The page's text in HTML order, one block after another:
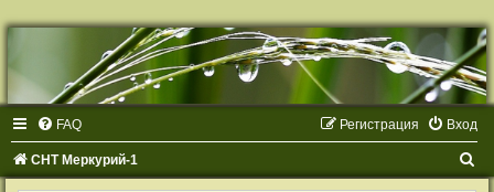
с
а
я
FAQ Вход
Регистрация
СНТ Меркурий-1